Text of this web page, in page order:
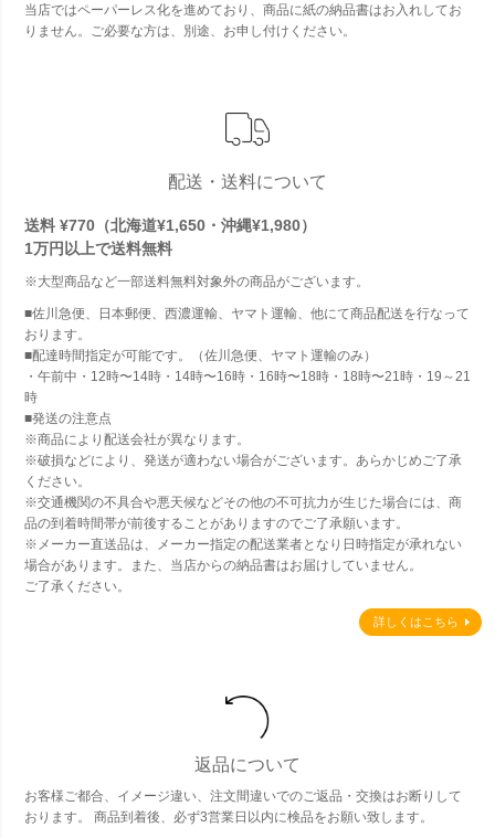
当店ではペーパーレス化を進めており、商品に紙の納品書はお入れしてお
りません。ご必要な方は、別途、お申し付けください。
配送・送料について
送料 ¥770（北海道¥1,650・沖縄¥1,980）
1万円以上で送料無料
※大型商品など一部送料無料対象外の商品がございます。
■佐川急便、日本郵便、西濃運輸、ヤマト運輸、他にて商品配送を行なって
おります。
■配達時間指定が可能です。（佐川急便、ヤマト運輸のみ）
・午前中・12時〜14時・14時〜16時・16時〜18時・18時〜21時・19～21
時
■発送の注意点
※商品により配送会社が異なります。
※破損などにより、発送が適わない場合がございます。あらかじめご了承
ください。
※交通機関の不具合や悪天候などその他の不可抗力が生じた場合には、商
品の到着時間帯が前後することがありますのでご了承願います。
※メーカー直送品は、メーカー指定の配送業者となり日時指定が承れない
場合があります。また、当店からの納品書はお届けしていません。
ご了承ください。
詳しくはこちら
返品について
お客様ご都合、イメージ違い、注文間違いでのご返品・交換はお断りして
おります。 商品到着後、必ず3営業日以内に検品をお願い致します。